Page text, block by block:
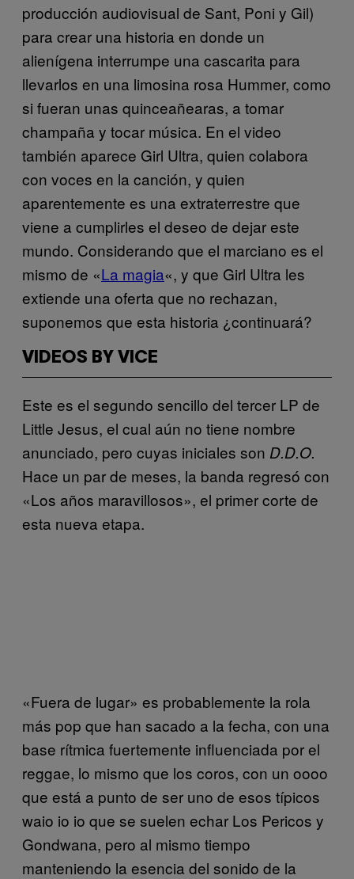
producción audiovisual de Sant, Poni y Gil)
para crear una historia en donde un
alienígena interrumpe una cascarita para
llevarlos en una limosina rosa Hummer, como
si fueran unas quinceañearas, a tomar
champaña y tocar música. En el video
también aparece Girl Ultra, quien colabora
con voces en la canción, y quien
aparentemente es una extraterrestre que
viene a cumplirles el deseo de dejar este
mundo. Considerando que el marciano es el
mismo de «La magia«, y que Girl Ultra les
extiende una oferta que no rechazan,
suponemos que esta historia ¿continuará?
VIDEOS BY VICE
Este es el segundo sencillo del tercer LP de
Little Jesus, el cual aún no tiene nombre
anunciado, pero cuyas iniciales son D.D.O.
Hace un par de meses, la banda regresó con
«Los años maravillosos», el primer corte de
esta nueva etapa.
«Fuera de lugar» es probablemente la rola
más pop que han sacado a la fecha, con una
base rítmica fuertemente influenciada por el
reggae, lo mismo que los coros, con un oooo
que está a punto de ser uno de esos típicos
waio io io que se suelen echar Los Pericos y
Gondwana, pero al mismo tiempo
manteniendo la esencia del sonido de la